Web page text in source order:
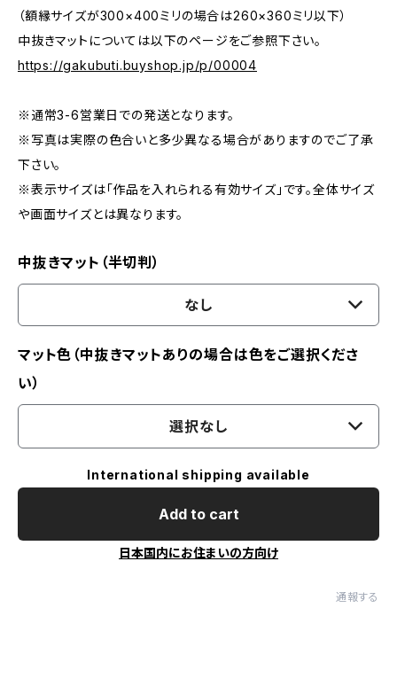
（額縁サイズが300×400ミリの場合は260×360ミリ以下）
中抜きマットについては以下のページをご参照下さい。
https://gakubuti.buyshop.jp/p/00004
※通常3-6営業日での発送となります。
※写真は実際の色合いと多少異なる場合がありますのでご了承
下さい。
※表示サイズは「作品を入れられる有効サイズ」です。全体サイズ
や画面サイズとは異なります。
中抜きマット（半切判）
なし
マット色（中抜きマットありの場合は色をご選択くださ
い）
選択なし
International shipping available
Add to cart
日本国内にお住まいの方向け
通報する